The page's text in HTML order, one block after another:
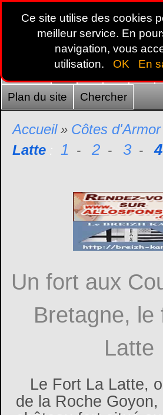
22 29 35 44
Plan du site Chercher
Accueil» Côtes d'Armor
Latte : 1 - 2 - 3 - 4
Un fort aux
Bretagne, le
Latte
Le Fort La Latte,
de la Roche Goyon,
Ce site utilise des cookies
meilleur service. En
navigation, vous
utilisation.
OK En